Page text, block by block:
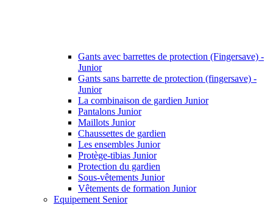
Gants avec barrettes de protection (Fingersave) -
Junior
Gants sans barrette de protection (fingersave) -
Junior
La combinaison de gardien Junior
Pantalons Junior
Maillots Junior
Chaussettes de gardien
Les ensembles Junior
Protège-tibias Junior
Protection du gardien
Sous-vêtements Junior
Vêtements de formation Junior
Equipement Senior